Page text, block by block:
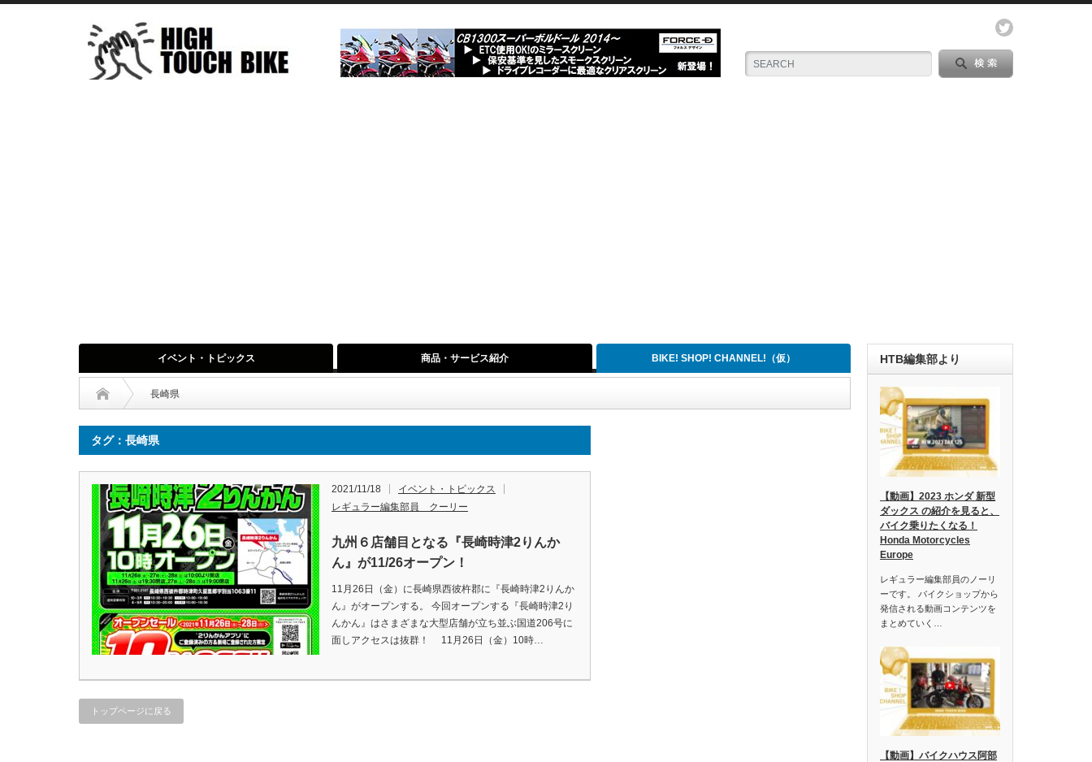
イベント・トピックス 商品・サービス紹介 BIKE! SHOP! CHANNEL!（仮）
長崎県
タグ：長崎県
2021/11/18
イベント・トピックス
レギュラー編集部員 クーリー
九州６店舗目となる『長崎時津2りんか
ん』が11/26オープン！
11月26日（金）に長崎県西彼杵郡に『長崎時津2りんか
ん』がオープンする。 今回オープンする『長崎時津2り
んかん』はさまざまな大型店舗が立ち並ぶ国道206号に
面しアクセスは抜群！ 11月26日（金）10時…
トップページに戻る
HTB編集部より
【動画】2023 ホンダ 新型
ダックス の紹介を見ると、
バイク乗りたくなる！
Honda Motorcycles
Europe
レギュラー編集部員のノーリ
ーです。 バイクショップから
発信される動画コンテンツを
まとめていく…
【動画】バイクハウス阿部